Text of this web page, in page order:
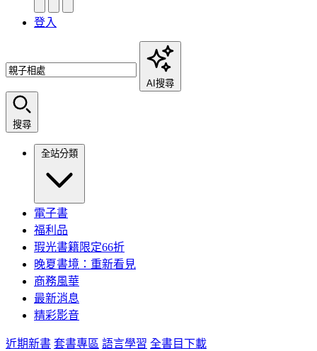
登入
AI搜尋
搜尋
全站分類
電子書
福利品
瑕光書籍限定66折
晚夏書境：重新看見
商務風華
最新消息
精彩影音
近期新書 套書專區 語言學習 全書目下載